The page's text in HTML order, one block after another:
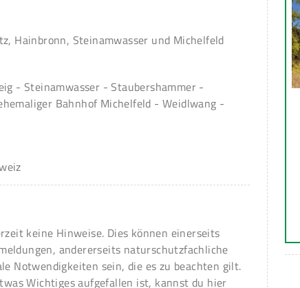
Hainbronn, Steinamwasser und Michelfeld
- Steinamwasser - Staubershammer -
Bahnhof Michelfeld - Weidlwang -
keine Hinweise. Dies können einerseits
andererseits naturschutzfachliche
Notwendigkeiten sein, die es zu beachten gilt.
Wichtiges aufgefallen ist, kannst du hier